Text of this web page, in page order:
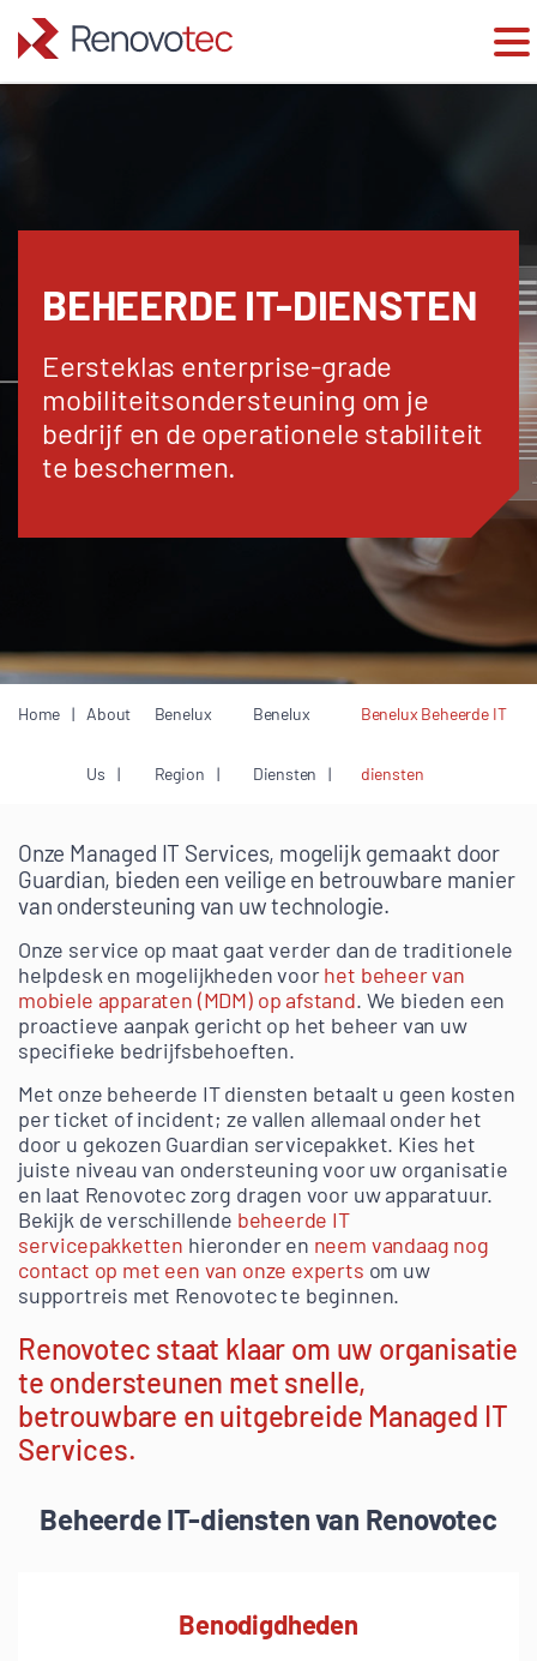
BEHEERDE IT-DIENSTEN
Eersteklas enterprise-grade
mobiliteitsondersteuning om je
bedrijf en de operationele stabiliteit
te beschermen.
Home About
Us
Benelux
Region
Benelux
Diensten
Benelux Beheerde IT
diensten
Onze Managed IT Services, mogelijk gemaakt door
Guardian, bieden een veilige en betrouwbare manier
van ondersteuning van uw technologie.
Onze service op maat gaat verder dan de traditionele
helpdesk en mogelijkheden voorhet beheer van
mobiele apparaten (MDM) op afstand. We bieden een
proactieve aanpak gericht op het beheer van uw
specifieke bedrijfsbehoeften.
Met onze beheerde IT diensten betaalt u geen kosten
per ticket of incident; ze vallen allemaal onder het
door u gekozen Guardian servicepakket. Kies het
juiste niveau van ondersteuning voor uw organisatie
en laat Renovotec zorg dragen voor uw apparatuur.
Bekijk de verschillende beheerde IT
servicepakketten hieronder en neem vandaag nog
contact op met een van onze experts om uw
supportreis met Renovotec te beginnen.
Renovotec staat klaar om uw organisatie
te ondersteunen met snelle,
betrouwbare en uitgebreide Managed IT
Services.
Beheerde IT-diensten van Renovotec
Benodigdheden